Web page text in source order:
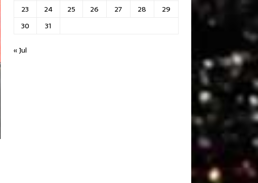
23
24 25 26 27 28
29
30
31
« Jul